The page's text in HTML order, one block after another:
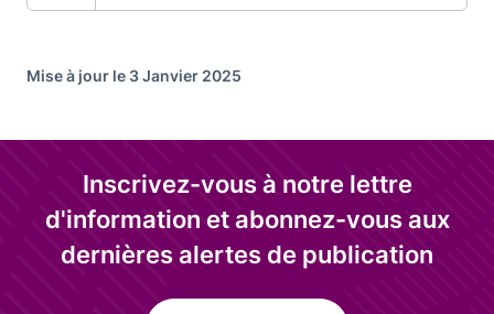
Mise à jour le 3 Janvier 2025
Inscrivez-vous à notre lettre
d'information et abonnez-vous aux
dernières alertes de publication